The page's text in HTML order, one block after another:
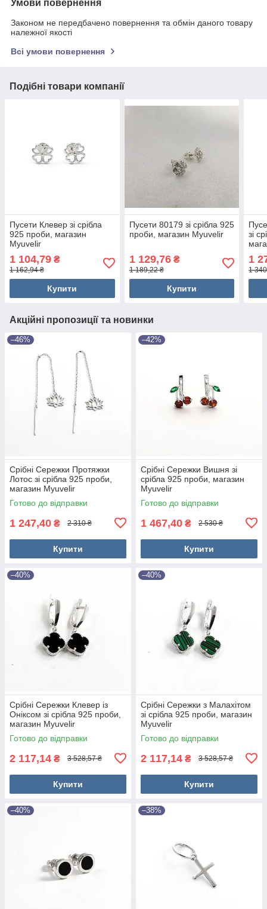
Умови повернення
Законом не передбачено повернення та обмін даного товару
належної якості
Всі умови повернення
Подібні товари компанії
Пусети Клевер зі срібла
925 проби, магазин
Myuvelir
1 104,79 ₴
1 162,94 ₴
Купити
Пусети 80179 зі срібла 925
проби, магазин Myuvelir
1 129,76₴
1 189,22 ₴
Купити
зі
1
1
Акційні пропозиції та новинки
–46%
Срібні Сережки Протяжки
Лотос зі срібла 925 проби,
магазин Myuvelir
Готово до відправки
1 247,40 ₴ 2 310 ₴
Купити
–42%
Срібні Сережки Вишня зі
срібла 925 проби, магазин
Myuvelir
Готово до відправки
1 467,40 ₴ 2 530 ₴
Купити
–40%
Срібні Сережки Клевер із
Оніксом зі срібла 925 проби,
магазин Myuvelir
Готово до відправки
2 117,14 ₴ 3 528,57 ₴
Купити
–40%
Срібні Сережки з Малахітом
зі срібла 925 проби, магазин
Myuvelir
Готово до відправки
2 117,14 ₴ 3 528,57 ₴
Купити
–40% –38%